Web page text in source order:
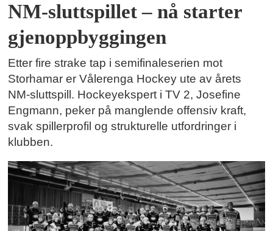
NM-sluttspillet – nå starter
gjenoppbyggingen
Etter fire strake tap i semifinaleserien mot
Storhamar er Vålerenga Hockey ute av årets
NM-sluttspill. Hockeyekspert i TV 2, Josefine
Engmann, peker på manglende offensiv kraft,
svak spillerprofil og strukturelle utfordringer i
klubben.